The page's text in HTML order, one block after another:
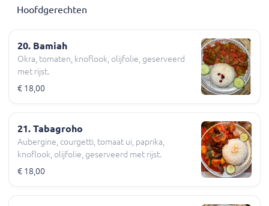
Hoofdgerechten
20. Bamiah
Okra, tomaten, knoflook, olijfolie, geserveerd
met rijst.
€ 18,00
21. Tabagroho
Aubergine, courgetti, tomaat ui, paprika,
knoflook, olijfolie, geserveerd met rijst.
€ 18,00